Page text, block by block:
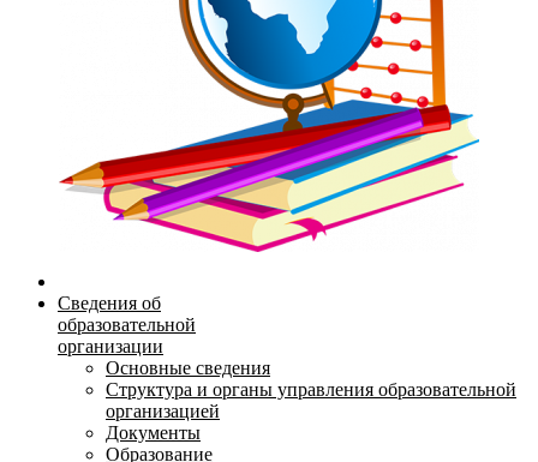
Сведения об
образовательной
организации
Основные сведения
Структура и органы управления образовательной
организацией
Документы
Образование